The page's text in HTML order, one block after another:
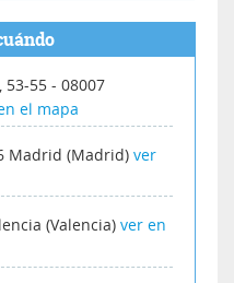
53-55 - 08007
el mapa
Madrid (Madrid) ver
(Valencia) ver en